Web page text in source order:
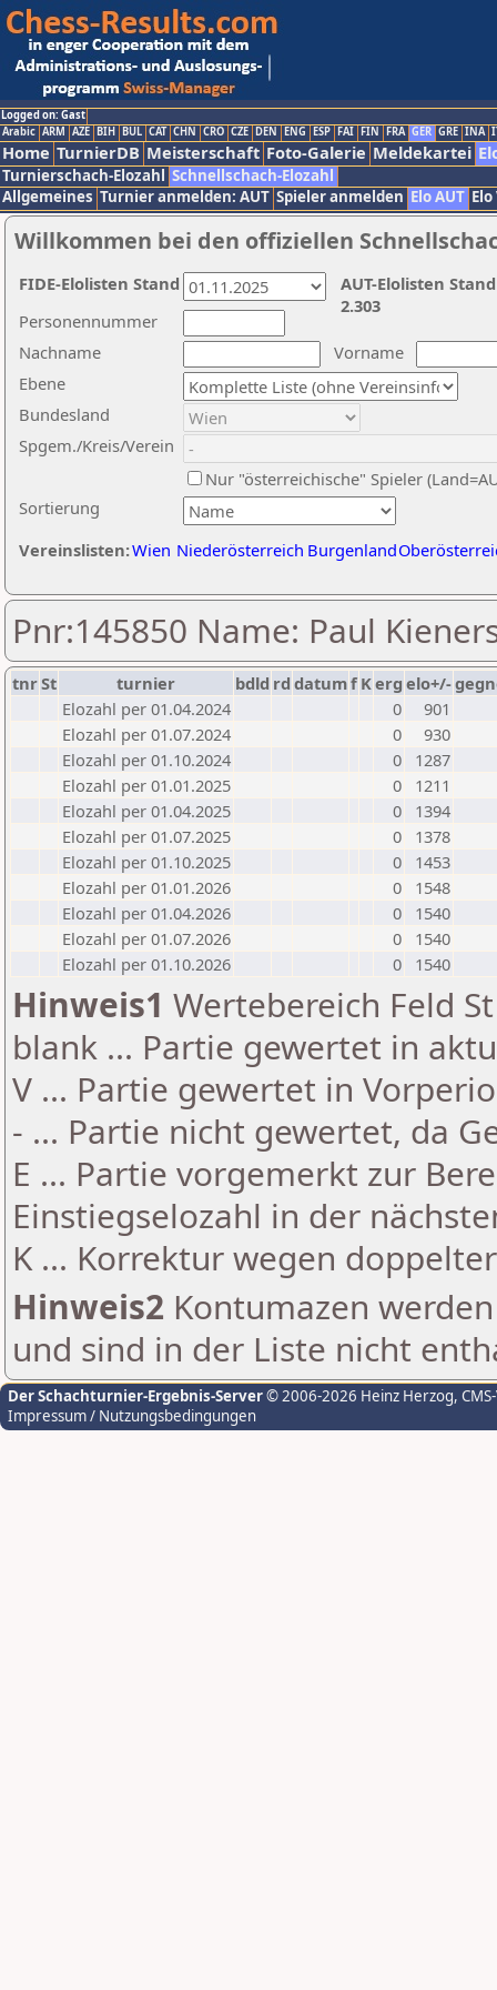
Logged on: Gast
Arabic ARM AZE BIH BUL CAT CHN CRO CZE DEN ENG ESP FAI FIN FRA GER GRE INA
Home TurnierDB Meisterschaft Foto-Galerie Meldekartei
Turnierschach-Elozahl Schnellschach-Elozahl
Allgemeines Turnier anmelden: AUT Spieler anmelden Elo AUT
Willkommen bei den offiziellen
Nachname
Vorname
Ebene
Sortierung
Personennummer
Bundesland
Spgem./Kreis/Verein
Nur "österreichische" Spieler
Vereinslisten:Wien Niederösterreich Burgenland
AUT-Elolisten
2.303
FIDE-Elolisten Stand
Pnr:145850 Name: Paul
tnrSt turnier bdld rd datumf Kerg elo+/-
Elozahl per 01.04.2024
0
901
Elozahl per 01.07.2024
0
930
Elozahl per 01.10.2024
0
1287
Elozahl per 01.01.2025
0
1211
Elozahl per 01.04.2025
0
1394
Elozahl per 01.07.2025
0
1378
Elozahl per 01.10.2025
0
1453
Elozahl per 01.01.2026
0
1548
Elozahl per 01.04.2026
0
1540
Elozahl per 01.07.2026
0
1540
Elozahl per 01.10.2026
0 1540
Hinweis1 Wertebereich Feld
blank ... Partie gewertet in
V ... Partie gewertet in
- ... Partie nicht gewertet, da
E ... Partie vorgemerkt zur
Einstiegselozahl in der
K ... Korrektur wegen
Hinweis2 Kontumazen
und sind in der Liste nicht
Der Schachturnier-Ergebnis-Server© 2006-2026 Heinz Herzog,
Impressum / Nutzungsbedingungen